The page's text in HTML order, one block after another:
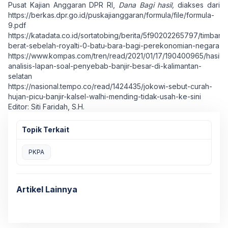
Pusat Kajian Anggaran DPR RI, Dana Bagi hasil,diakses dari
https://berkas.dpr.go.id/puskajianggaran/formula/file/formula-
9.pdf
https://katadata.co.id/sortatobing/berita/5f90202265797/
berat-sebelah-royalti-0-batu-bara-bagi-perekonomian-negara
https://www.kompas.com/tren/read/2021/01/17/190400965/hasil-
analisis-lapan-soal-penyebab-banjir-besar-di-kalimantan-
selatan
https://nasional.tempo.co/read/1424435/jokowi-sebut-curah-
hujan-picu-banjir-kalsel-walhi-mending-tidak-usah-ke-sini
Editor: Siti Faridah, S.H.
Topik Terkait
PKPA
Artikel Lainnya